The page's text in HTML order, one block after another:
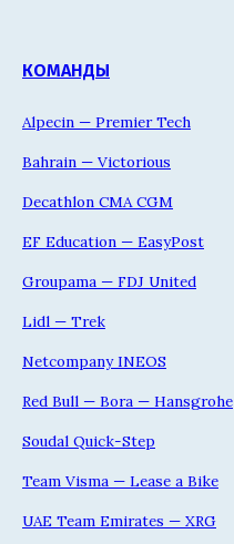
КОМАНДЫ
Alpecin — Premier Tech
Bahrain — Victorious
Decathlon CMA CGM
EF Education — EasyPost
Groupama — FDJ United
Lidl — Trek
Netcompany INEOS
Red Bull — Bora — Hansgrohe
Soudal Quick-Step
Team Visma — Lease a Bike
UAE Team Emirates — XRG